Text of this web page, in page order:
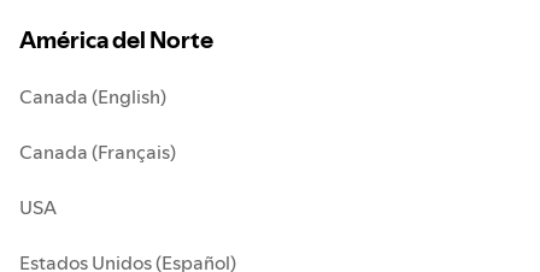
América del Norte
Canada (English)
Canada (Français)
USA
Estados Unidos (Español)